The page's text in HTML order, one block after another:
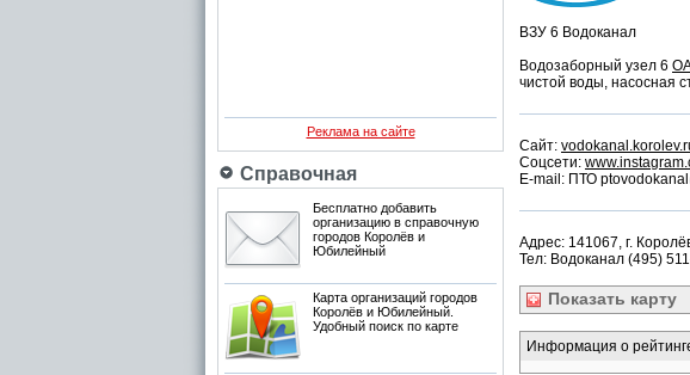
Реклама на сайте
Справочная
Бесплатно добавить
организацию в справочную
городов Королёв и
Юбилейный
Карта организаций городов
Королёв и Юбилейный.
Удобный поиск по карте
ВЗУ 6 Водоканал
Водозаборный узел 6
чистой воды, насосная
Сайт:
Соцсети:
E-mail: ПТО
Адрес: 141067, г.
Тел: Водоканал (495)
Показать карту
Информация о